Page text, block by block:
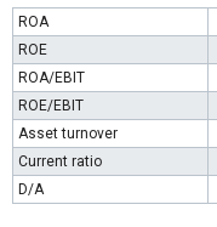
ROA
ROE
ROA/EBIT
ROE/EBIT
Asset turnover
Current ratio
D/A